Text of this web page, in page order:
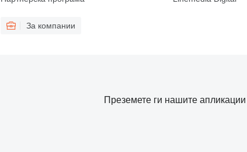
За компании
Преземете ги нашите апликации